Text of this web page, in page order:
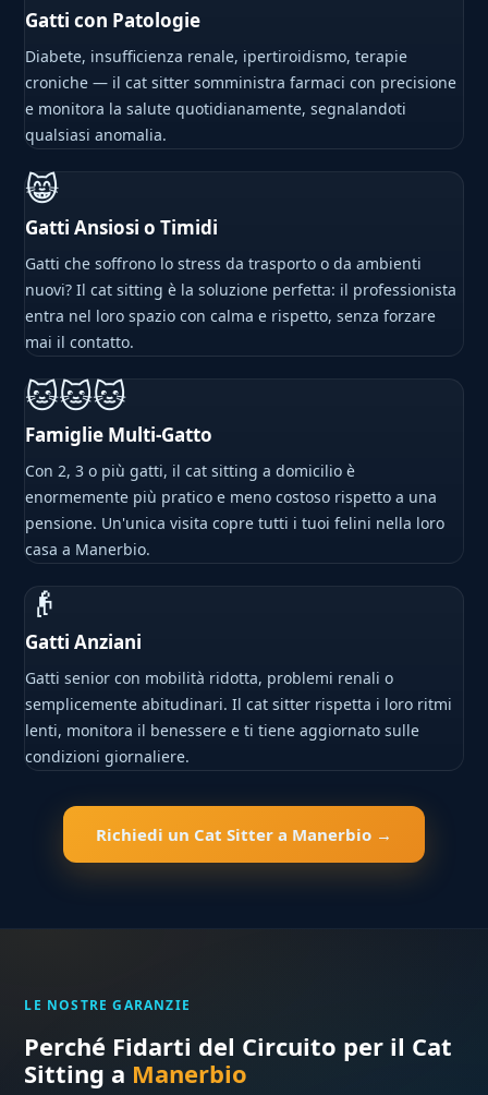
Gatti con Patologie
Diabete, insufficienza renale, ipertiroidismo, terapie
croniche — il cat sitter somministra farmaci con precisione
e monitora la salute quotidianamente, segnalandoti
qualsiasi anomalia.
😸
Gatti Ansiosi o Timidi
Gatti che soffrono lo stress da trasporto o da ambienti
nuovi? Il cat sitting è la soluzione perfetta: il professionista
entra nel loro spazio con calma e rispetto, senza forzare
mai il contatto.
🐱🐱🐱
Famiglie Multi-Gatto
Con 2, 3 o più gatti, il cat sitting a domicilio è
enormemente più pratico e meno costoso rispetto a una
pensione. Un'unica visita copre tutti i tuoi felini nella loro
casa a Manerbio.
👴
Gatti Anziani
Gatti senior con mobilità ridotta, problemi renali o
semplicemente abitudinari. Il cat sitter rispetta i loro ritmi
lenti, monitora il benessere e ti tiene aggiornato sulle
condizioni giornaliere.
Richiedi un Cat Sitter a Manerbio →
LE NOSTRE GARANZIE
Perché Fidarti del Circuito per il Cat
Sitting a Manerbio